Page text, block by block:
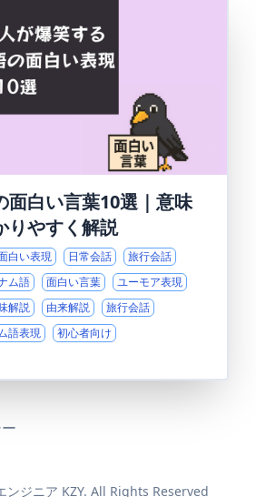
面白い言葉10選｜意味
りやすく解説
白い表現 日常会話
旅行会話
ム語 面白い言葉
ユーモア表現
解説 由来解説
旅行会話
語表現 初心者向け
ジニア KZY. All Rights Reserved